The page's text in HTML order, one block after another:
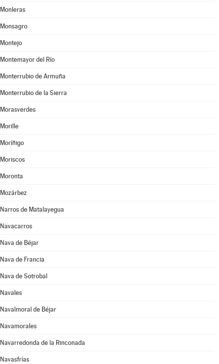
Monleras
Monsagro
Montejo
Montemayor del Río
Monterrubio de Armuña
Monterrubio de la Sierra
Morasverdes
Morille
Moríñigo
Moriscos
Moronta
Mozárbez
Narros de Matalayegua
Navacarros
Nava de Béjar
Nava de Francia
Nava de Sotrobal
Navales
Navalmoral de Béjar
Navamorales
Navarredonda de la Rinconada
Navasfrías